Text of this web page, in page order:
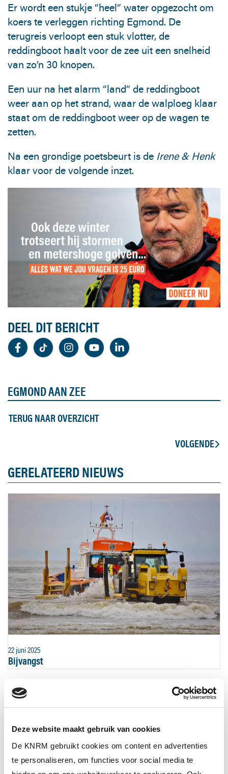
Deze website maakt gebruik van cookies
De KNRM gebruikt cookies om content en advertenties
te personaliseren, om functies voor social media te
Er wordt een stukje “heel” water opgezocht om
koers te verleggen richting Egmond. De
terugreis verloopt een stuk vlotter, de
reddingboot haalt voor de zee uit een snelheid
van zo’n 30 knopen.
Een uur na het alarm “land” de reddingboot
weer aan op het strand, waar de walploeg klaar
staat om de reddingboot weer op de wagen te
zetten.
Na een grondige poetsbeurt is de Irene & Henk
klaar voor de volgende inzet.
DEEL DIT BERICHT
EGMOND AAN ZEE
TERUG NAAR OVERZICHT
VOLGENDE
GERELATEERD NIEUWS
22 juni 2025
Bijvangst